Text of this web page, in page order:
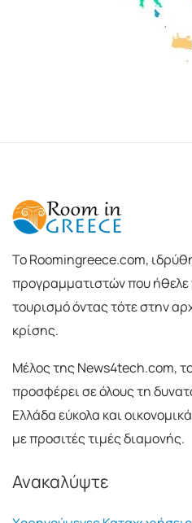
To Roomingreece.com,
προγραμματιστών που ήθελε
τουρισμό όντας τότε στην
κρίσης.
Μέλος της News4tech.com,
προσφέρει σε όλους τη
Ελλάδα εύκολα και
με προσιτές τιμές διαμονής.
Ανακαλύψτε